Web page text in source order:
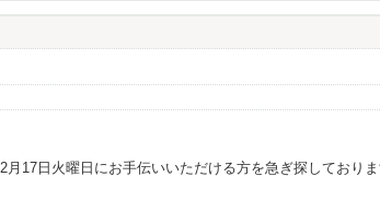
17日火曜日にお手伝いいただける方を急ぎ探しておりま